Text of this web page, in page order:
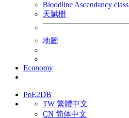
Bloodline Ascendancy class
天賦樹
地圖
Economy
PoE2DB
TW 繁體中文
CN 简体中文